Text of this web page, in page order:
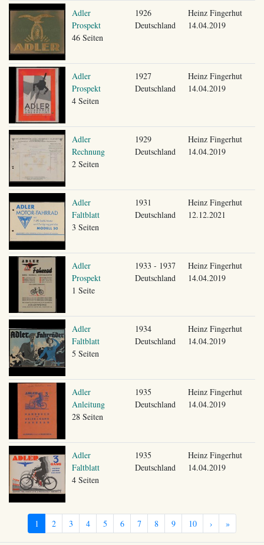
Adler
Prospekt
46 Seiten
1926
Deutschland
Heinz Fingerhut
14.04.2019
Adler
Prospekt
4 Seiten
1927
Deutschland
Heinz Fingerhut
14.04.2019
Adler
Rechnung
2 Seiten
1929
Deutschland
Heinz Fingerhut
14.04.2019
Adler
Faltblatt
3 Seiten
1931
Deutschland
Heinz Fingerhut
12.12.2021
Adler
Prospekt
1 Seite
1933 - 1937
Deutschland
Heinz Fingerhut
14.04.2019
Adler
Faltblatt
5 Seiten
1934
Deutschland
Heinz Fingerhut
14.04.2019
Adler
Anleitung
28 Seiten
1935
Deutschland
Heinz Fingerhut
14.04.2019
Adler
Faltblatt
4 Seiten
1935
Deutschland
Heinz Fingerhut
14.04.2019
1 2 3 4 5 6 7 8 9 10 › »